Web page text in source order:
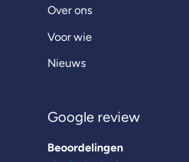
Over ons
Voor wie
Nieuws
Google review
Beoordelingen